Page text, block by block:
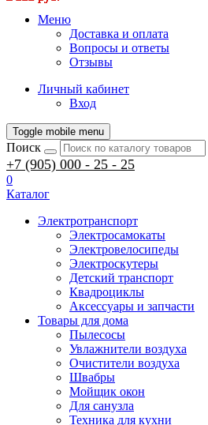
Меню
Доставка и оплата
Вопросы и ответы
Отзывы
Личный кабинет
Вход
Toggle mobile menu
Поиск
+7 (905) 000 - 25 - 25
0
Каталог
Электротранспорт
Электросамокаты
Электровелосипеды
Электроскутеры
Детский транспорт
Квадроциклы
Аксессуары и запчасти
Товары для дома
Пылесосы
Увлажнители воздуха
Очистители воздуха
Швабры
Мойщик окон
Для санузла
Техника для кухни